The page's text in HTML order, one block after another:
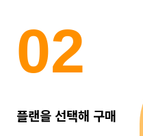
02
플랜을 선택해 구매